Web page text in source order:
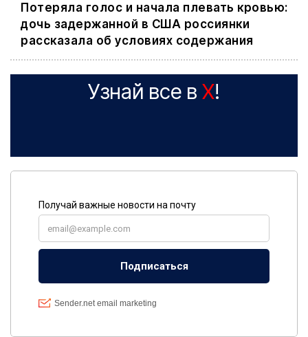
Потеряла голос и начала плевать кровью:
дочь задержанной в США россиянки
рассказала об условиях содержания
Узнай все в X!